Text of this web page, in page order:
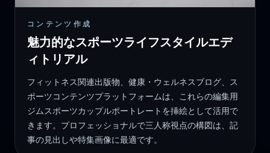
コンテンツ作成
魅力的なスポーツライフスタイルエデ
ィトリアル
フィットネス関連出版物、健康・ウェルネスブログ、ス
ポーツコンテンツプラットフォームは、これらの編集用
ジムスポーツカップルポートレートを挿絵として活用で
きます。プロフェッショナルで三人称視点の構図は、記
事の見出しや特集画像に最適です。